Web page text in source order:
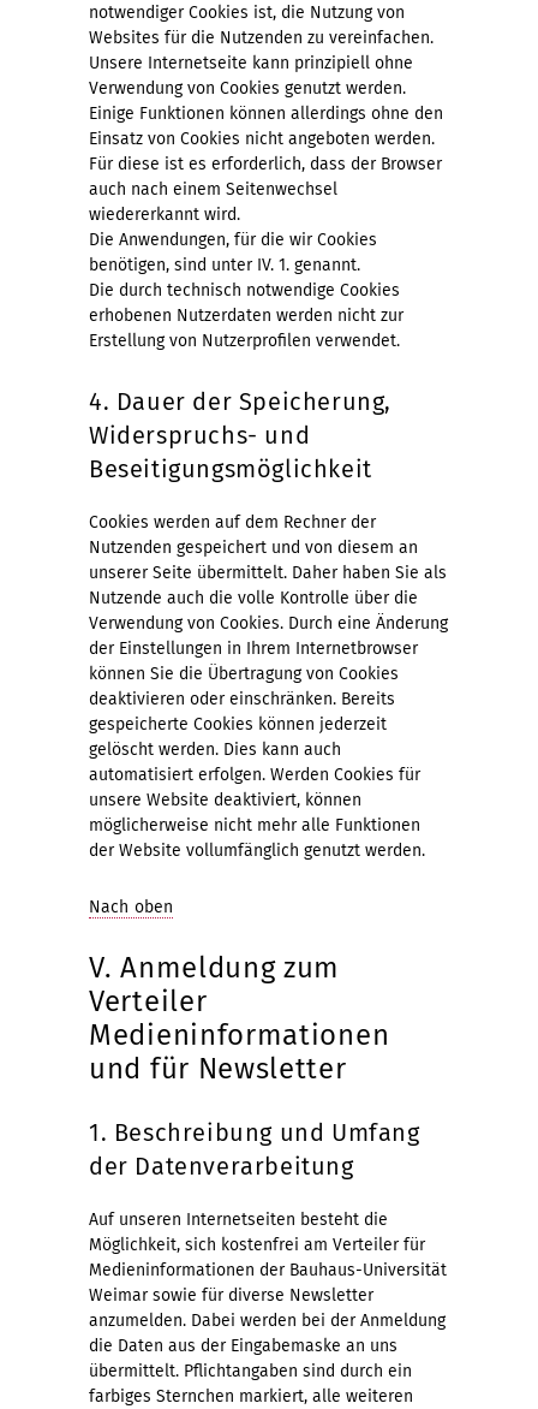
notwendiger Cookies ist, die Nutzung von
Websites für die Nutzenden zu vereinfachen.
Unsere Internetseite kann prinzipiell ohne
Verwendung von Cookies genutzt werden.
Einige Funktionen können allerdings ohne den
Einsatz von Cookies nicht angeboten werden.
Für diese ist es erforderlich, dass der Browser
auch nach einem Seitenwechsel
wiedererkannt wird.
Die Anwendungen, für die wir Cookies
benötigen, sind unter IV. 1. genannt.
Die durch technisch notwendige Cookies
erhobenen Nutzerdaten werden nicht zur
Erstellung von Nutzerprofilen verwendet.
4. Dauer der Speicherung,
Widerspruchs- und
Beseitigungsmöglichkeit
Cookies werden auf dem Rechner der
Nutzenden gespeichert und von diesem an
unserer Seite übermittelt. Daher haben Sie als
Nutzende auch die volle Kontrolle über die
Verwendung von Cookies. Durch eine Änderung
der Einstellungen in Ihrem Internetbrowser
können Sie die Übertragung von Cookies
deaktivieren oder einschränken. Bereits
gespeicherte Cookies können jederzeit
gelöscht werden. Dies kann auch
automatisiert erfolgen. Werden Cookies für
unsere Website deaktiviert, können
möglicherweise nicht mehr alle Funktionen
der Website vollumfänglich genutzt werden.
Nach oben
V. Anmeldung zum
Verteiler
Medieninformationen
und für Newsletter
1. Beschreibung und Umfang
der Datenverarbeitung
Auf unseren Internetseiten besteht die
Möglichkeit, sich kostenfrei am Verteiler für
Medieninformationen der Bauhaus-Universität
Weimar sowie für diverse Newsletter
anzumelden. Dabei werden bei der Anmeldung
die Daten aus der Eingabemaske an uns
übermittelt. Pflichtangaben sind durch ein
farbiges Sternchen markiert, alle weiteren